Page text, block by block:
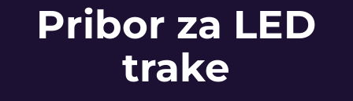
želj
0
Pribor za LED
trake